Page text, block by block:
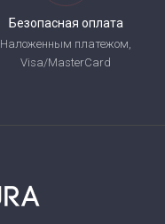
Безопасная оплата
Наложенным платежом,
Visa/MasterCard